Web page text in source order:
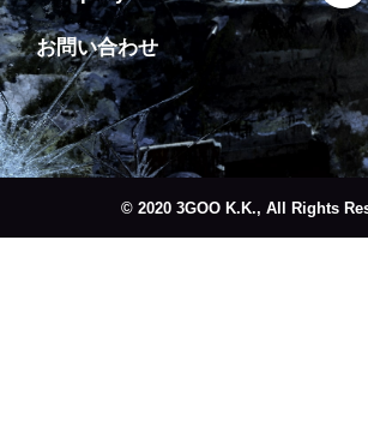
お問い合わせ
© 2020 3GOO K.K., All Rights